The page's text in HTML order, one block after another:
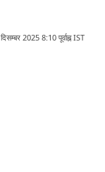
2025 8:10 पूर्वाह्न IST